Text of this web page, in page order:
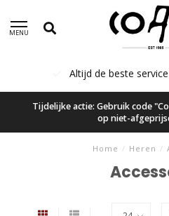
MENU
Altijd de beste
Tijdelijke actie: Gebruik code
op niet-
Home / Heren /